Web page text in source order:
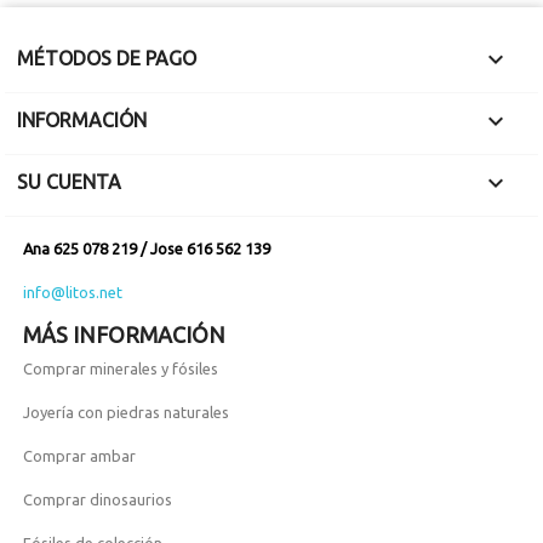
MÉTODOS DE PAGO 
INFORMACIÓN 
SU CUENTA 
Ana 625 078 219 / Jose 616 562 139
info@litos.net
MÁS INFORMACIÓN
Comprar minerales y fósiles
Joyería con piedras naturales
Comprar ambar
Comprar dinosaurios